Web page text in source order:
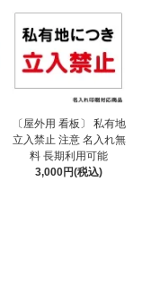
〔屋外用 看板〕 私有地
立入禁止 注意 名入れ無
料 長期利用可能
3,000円(税込)